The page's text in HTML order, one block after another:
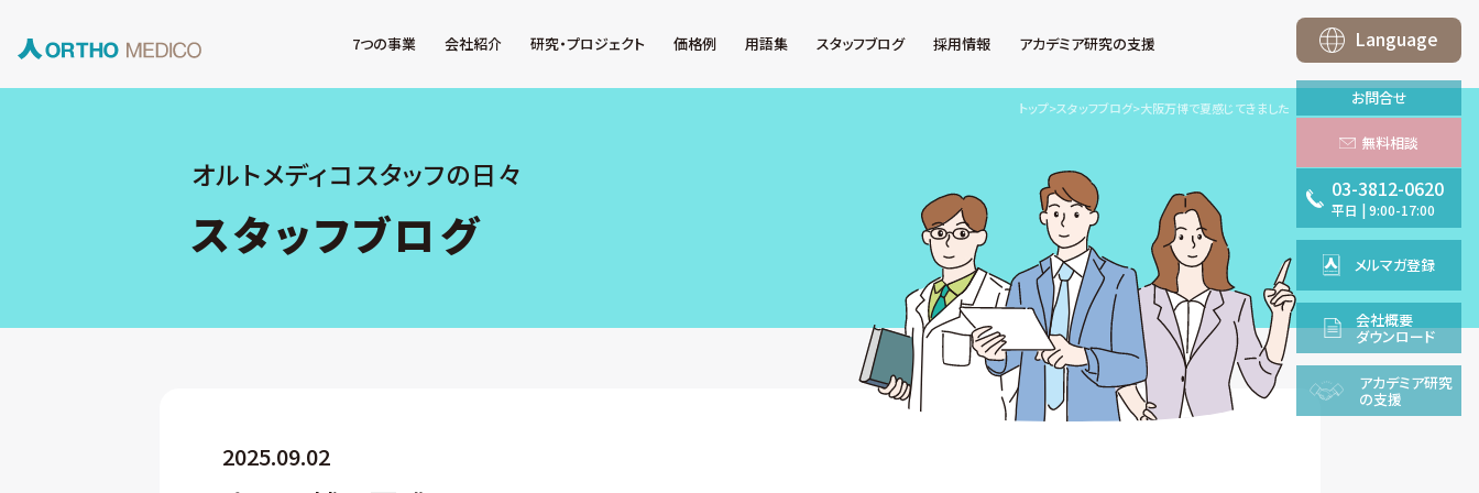
7つの事業 会社紹介 研究・プロジェクト 価格例 用語集 スタッフブログ 採用情報 アカデミア研究の支援
トップ>スタッフブログ>大阪万博で夏感じてきました
Language
お問合せ
無料相談
03-3812-0620
平日 |9:00-17:00
メルマガ登録
会社概要
ダウンロード
アカデミア研究
の支援
オルトメディコスタッフの日々
スタッフブログ
2025.09.02